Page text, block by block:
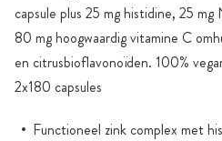
capsule plus 25 mg histidine, 25
80 mg hoogwaardig vitamine C
en citrusbioflavonoïden. 100%
2x180 capsules
Functioneel zink complex met